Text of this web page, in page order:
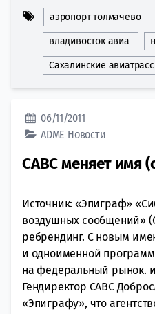
аэропорт толмачево
владивосток авиа
Сахалинские
06/11/2011
ADME Новости
САВС меняет имя
Источник: «Эпиграф»
воздушных сообщений»
ребрендинг. С новым
и одноименной
на федеральный рынок.
Гендиректор САВС
«Эпиграфу», что